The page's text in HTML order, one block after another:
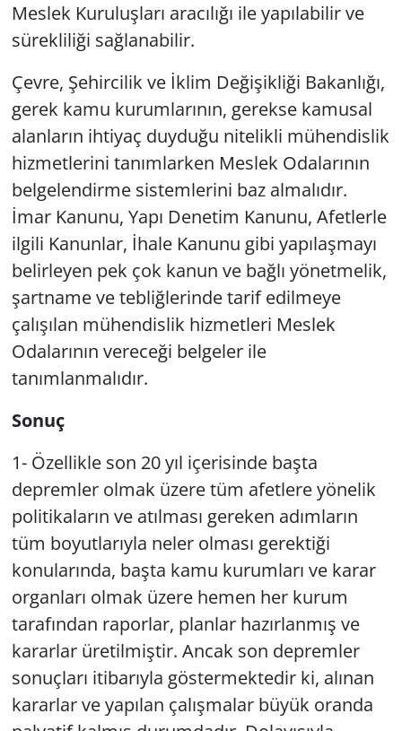
Meslek Kuruluşları aracılığı ile yapılabilir ve
sürekliliği sağlanabilir.
Çevre, Şehircilik ve İklim Değişikliği Bakanlığı,
gerek kamu kurumlarının, gerekse kamusal
alanların ihtiyaç duyduğu nitelikli mühendislik
hizmetlerini tanımlarken Meslek Odalarının
belgelendirme sistemlerini baz almalıdır.
İmar Kanunu, Yapı Denetim Kanunu, Afetlerle
ilgili Kanunlar, İhale Kanunu gibi yapılaşmayı
belirleyen pek çok kanun ve bağlı yönetmelik,
şartname ve tebliğlerinde tarif edilmeye
çalışılan mühendislik hizmetleri Meslek
Odalarının vereceği belgeler ile
tanımlanmalıdır.
Sonuç
1- Özellikle son 20 yıl içerisinde başta
depremler olmak üzere tüm afetlere yönelik
politikaların ve atılması gereken adımların
tüm boyutlarıyla neler olması gerektiği
konularında, başta kamu kurumları ve karar
organları olmak üzere hemen her kurum
tarafından raporlar, planlar hazırlanmış ve
kararlar üretilmiştir. Ancak son depremler
sonuçları itibarıyla göstermektedir ki, alınan
kararlar ve yapılan çalışmalar büyük oranda